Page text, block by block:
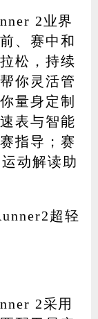
2业界
、赛中和
松，持续
你灵活管
量身定制
表与智能
指导；赛
动解读助
2采用